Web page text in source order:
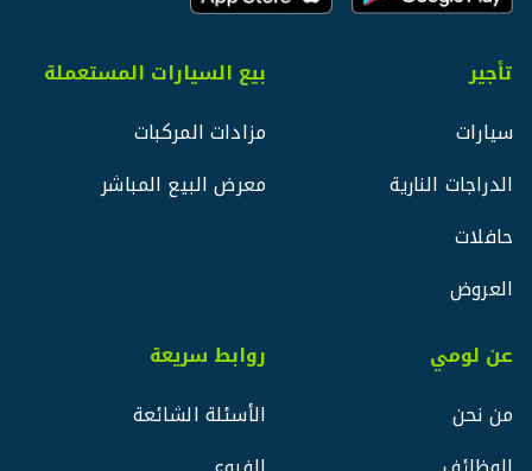
تأجير
سيارات
الدراجات النارية
حافلات
العروض
بيع السيارات المستعملة
مزادات المركبات
معرض البيع المباشر
عن لومي
من نحن
روابط سريعة
الأسئلة الشائعة